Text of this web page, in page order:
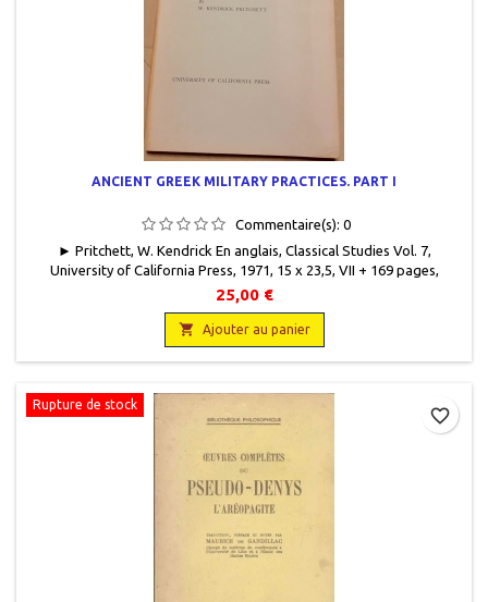
ANCIENT GREEK MILITARY PRACTICES. PART I
Commentaire(s): 0
► Pritchett, W. Kendrick En anglais, Classical Studies Vol. 7,
University of California Press, 1971, 15 x 23,5, VII + 169 pages,
broché, occasion. Bon état. Bords de couvertures insolés.
25,00 €
 Ajouter au panier
Rupture de stock
favorite_border